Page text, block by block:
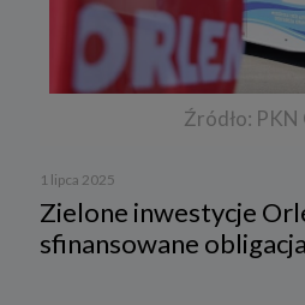
Źródło: PKN
1 lipca 2025
Zielone inwestycje
sfinansowane